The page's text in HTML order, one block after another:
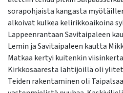
sorapohjaista kangasta
alkoivat kulkea kelirikkoaikoina
Lappeenrantaan Savitaipaleen
Lemin ja Savitaipaleen kautta
Matkaa kertyi kuitenkin
Kirkkosaaresta lähtijöillä oli
Teiden rakentaminen oli